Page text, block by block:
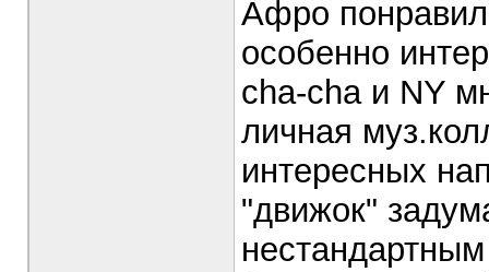
Афро
особенно
cha-cha и NY
личная
интересных
"движок"